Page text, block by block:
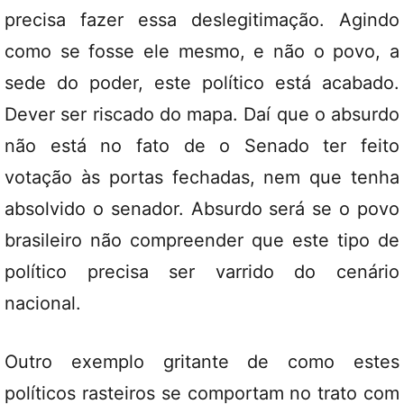
precisa fazer essa deslegitimação. Agindo
como se fosse ele mesmo, e não o povo, a
sede do poder, este político está acabado.
Dever ser riscado do mapa. Daí que o absurdo
não está no fato de o Senado ter feito
votação às portas fechadas, nem que tenha
absolvido o senador. Absurdo será se o povo
brasileiro não compreender que este tipo de
político precisa ser varrido do cenário
nacional.
Outro exemplo gritante de como estes
políticos rasteiros se comportam no trato com